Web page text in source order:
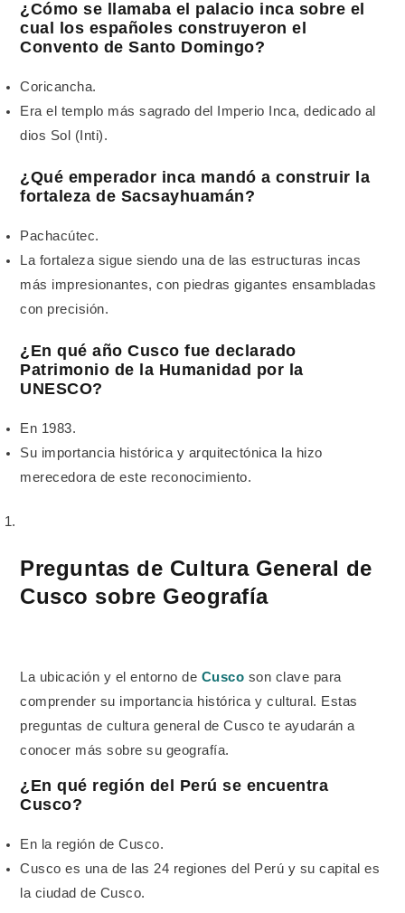
¿Cómo se llamaba el palacio inca sobre el
cual los españoles construyeron el
Convento de Santo Domingo?
Coricancha.
Era el templo más sagrado del Imperio Inca, dedicado al
dios Sol (Inti).
¿Qué emperador inca mandó a construir la
fortaleza de Sacsayhuamán?
Pachacútec.
La fortaleza sigue siendo una de las estructuras incas
más impresionantes, con piedras gigantes ensambladas
con precisión.
¿En qué año Cusco fue declarado
Patrimonio de la Humanidad por la
UNESCO?
En 1983.
Su importancia histórica y arquitectónica la hizo
merecedora de este reconocimiento.
Preguntas de Cultura General de
Cusco sobre Geografía
La ubicación y el entorno de Cusco son clave para
comprender su importancia histórica y cultural. Estas
preguntas de cultura general de Cusco te ayudarán a
conocer más sobre su geografía.
¿En qué región del Perú se encuentra
Cusco?
En la región de Cusco.
Cusco es una de las 24 regiones del Perú y su capital es
la ciudad de Cusco.